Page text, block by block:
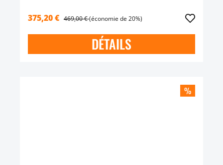
375,20 € 469,00 €(économie de 20%)
DÉTAILS
%